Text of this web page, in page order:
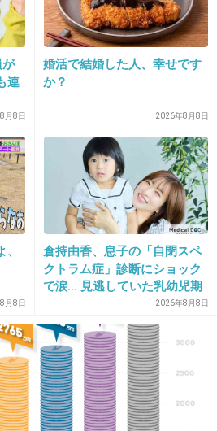
か？！たのしみー！
+57 -4
+82 -6
+158
が
連
明
月8日
婚活で結婚した人、幸せです
か？
2026年8月8日
月8日
倉持由香、息子の「自閉スペ
クトラム症」診断にショック
で涙… 見逃していた乳幼児期
2026年8月8日